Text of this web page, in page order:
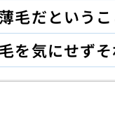
薄毛だという
を気にせず